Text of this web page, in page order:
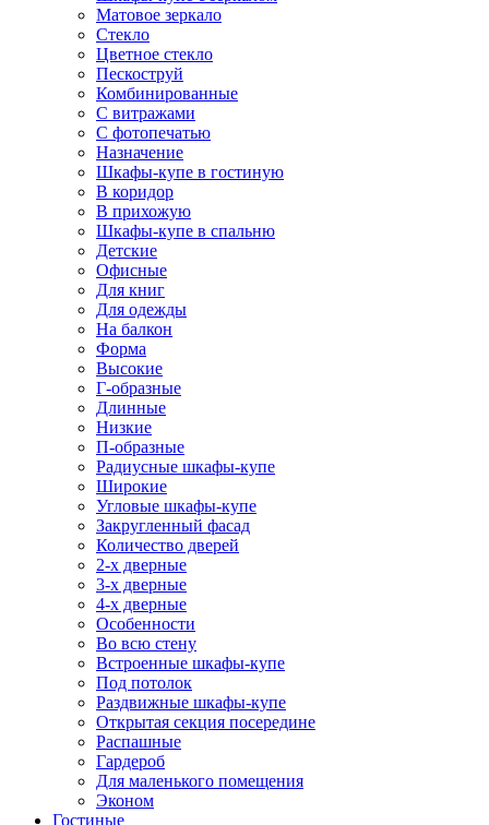
Матовое зеркало
Стекло
Цветное стекло
Пескоструй
Комбинированные
С витражами
С фотопечатью
Назначение
Шкафы-купе в гостиную
В коридор
В прихожую
Шкафы-купе в спальню
Детские
Офисные
Для книг
Для одежды
На балкон
Форма
Высокие
Г-образные
Длинные
Низкие
П-образные
Радиусные шкафы-купе
Широкие
Угловые шкафы-купе
Закругленный фасад
Количество дверей
2-х дверные
3-х дверные
4-х дверные
Особенности
Во всю стену
Встроенные шкафы-купе
Под потолок
Раздвижные шкафы-купе
Открытая секция посередине
Распашные
Гардероб
Для маленького помещения
Эконом
Гостиные